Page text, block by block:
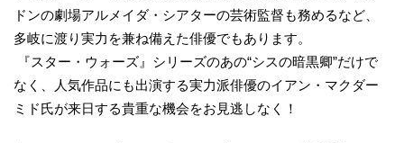
ドンの劇場アルメイダ・シアターの芸術監督も務めるなど、
多岐に渡り実力を兼ね備えた俳優でもあります。
『スター・ウォーズ』シリーズのあの“シスの暗黒卿”だけで
なく、人気作品にも出演する実力派俳優のイアン・マクダー
ミド氏が来日する貴重な機会をお見逃しなく！